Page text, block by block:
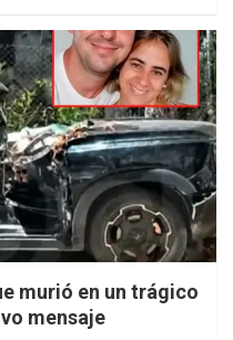
murió en un trágico
mensaje